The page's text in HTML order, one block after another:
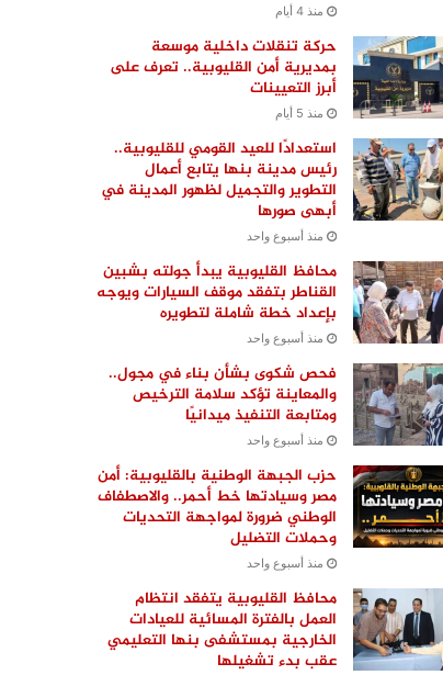
منذ 4 أيام
حركة تنقلات داخلية موسعة
بمديرية أمن القليوبية.. تعرف على
أبرز التعيينات
منذ 5 أيام
استعدادًا للعيد القومي للقليوبية..
رئيس مدينة بنها يتابع أعمال
التطوير والتجميل لظهور المدينة في
أبهى صورها
منذ أسبوع واحد
محافظ القليوبية يبدأ جولته بشبين
القناطر بتفقد موقف السيارات ويوجه
بإعداد خطة شاملة لتطويره
منذ أسبوع واحد
فحص شكوى بشأن بناء في مجول..
والمعاينة تؤكد سلامة الترخيص
ومتابعة التنفيذ ميدانيًا
منذ أسبوع واحد
حزب الجبهة الوطنية بالقليوبية: أمن
مصر وسيادتها خط أحمر.. والاصطفاف
الوطني ضرورة لمواجهة التحديات
وحملات التضليل
منذ أسبوع واحد
محافظ القليوبية يتفقد انتظام
العمل بالفترة المسائية للعيادات
الخارجية بمستشفى بنها التعليمي
عقب بدء تشغيلها